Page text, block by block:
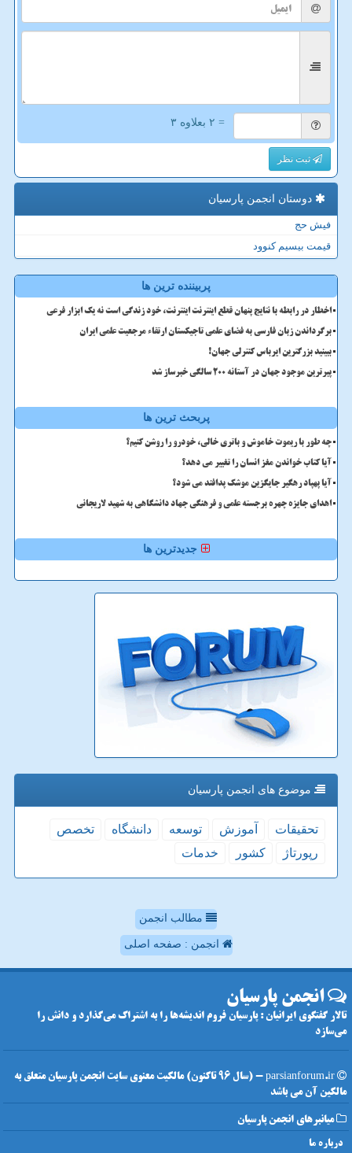
= ۲ بعلاوه ۳
ثبت نظر
دوستان انجمن پارسیان
فیش حج
قیمت بیسیم کنوود
پربیننده ترین ها
اخطار در رابطه با نتایج پنهان قطع اینترنت اینترنت، خود زندگی است نه یک ابزار فرعی
برگرداندن زبان فارسی به فضای علمی تاجیکستان ارتقاء مرجعیت علمی ایران
ببینید بزرگترین ایرباس کنترلی جهان!
پیرترین موجود جهان در آستانه ۲۰۰ سالگی خبرساز شد
پربحث ترین ها
چه طور با ریموت خاموش و باتری خالی، خودرو را روشن کنیم؟
آیا کتاب خواندن مغز انسان را تغییر می دهد؟
آیا پهپاد رهگیر جایگزین موشک پدافند می شود؟
اهدای جایزه چهره برجسته علمی و فرهنگی جهاد دانشگاهی به شهید لاریجانی
جدیدترین ها
موضوع های انجمن پارسیان
تحقیقات آموزش توسعه دانشگاه
تخصص
رپورتاژ
كشور خدمات
مطالب انجمن
انجمن : صفحه اصلی
انجمن پارسیان
تالار گفتگوی ایرانیان : پارسیان فروم اندیشه‌ها را به اشتراک می‌گذارد و دانش را
می‌سازد
parsianforum.ir - (سال 96 تاکنون) مالکیت معنوی سایت انجمن پارسیان متعلق به
مالکین آن می باشد
میانبرهای انجمن پارسیان
درباره ما